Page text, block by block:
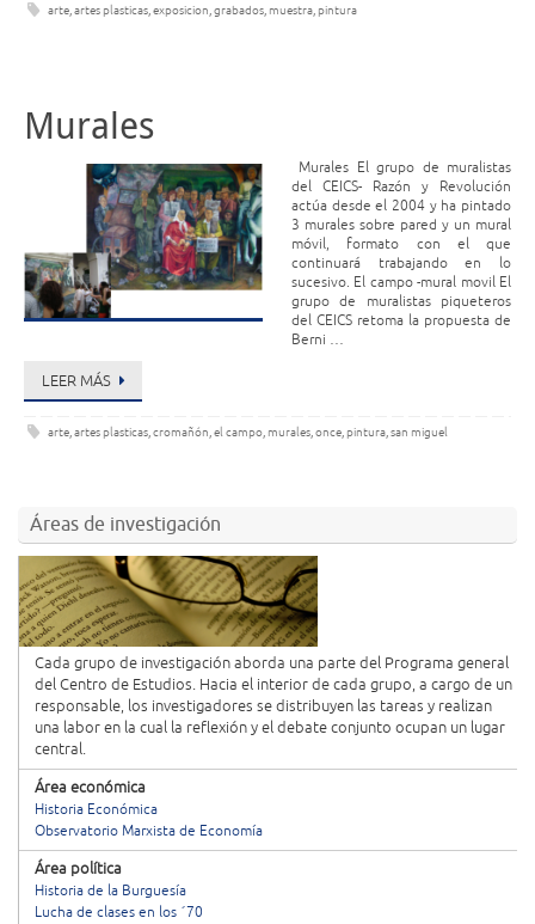
arte,artes plasticas,exposicion,grabados, muestra, pintura
Murales
Murales El grupo de muralistas
del CEICS- Razón y Revolución
actúa desde el 2004 y ha pintado
3 murales sobre pared y un mural
móvil, formato con el que
continuará trabajando en lo
sucesivo. El campo -mural movil El
grupo de muralistas piqueteros
del CEICS retoma la propuesta de
Berni …
LEER MÁS
arte,artes plasticas,cromañón,el campo, murales,once, pintura,san miguel
Áreas de investigación
Cada grupo de investigación aborda una parte del Programa general
del Centro de Estudios. Hacia el interior de cada grupo, a cargo de un
responsable, los investigadores se distribuyen las tareas y realizan
una labor en la cual la reflexión y el debate conjunto ocupan un lugar
central.
Área económica
Historia Económica
Observatorio Marxista de Economía
Área política
Historia de la Burguesía
Lucha de clases en los ´70